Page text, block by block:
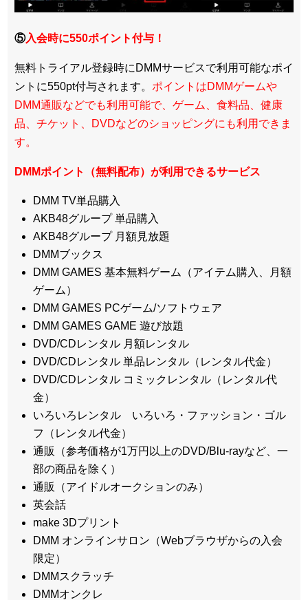
⑤入会時に550ポイント付与！
無料トライアル登録時にDMMサービスで利用可能なポイ
ントに550pt付与されます。 ポイントはDMMゲームや
DMM通販などでも利用可能で、ゲーム、食料品、健康
品、チケット、DVDなどのショッピングにも利用できま
す。
DMMポイント（無料配布）が利用できるサービス
DMM TV単品購入
AKB48グループ 単品購入
AKB48グループ 月額見放題
DMMブックス
DMM GAMES 基本無料ゲーム（アイテム購入、月額
ゲーム）
DMM GAMES PCゲーム/ソフトウェア
DMM GAMES GAME 遊び放題
DVD/CDレンタル 月額レンタル
DVD/CDレンタル 単品レンタル（レンタル代金）
DVD/CDレンタル コミックレンタル（レンタル代
金）
いろいろレンタル いろいろ・ファッション・ゴル
フ（レンタル代金）
通販（参考価格が1万円以上のDVD/Blu-rayなど、一
部の商品を除く）
通販（アイドルオークションのみ）
英会話
make 3Dプリント
DMM オンラインサロン（Webブラウザからの入会
限定）
DMMスクラッチ
DMMオンクレ